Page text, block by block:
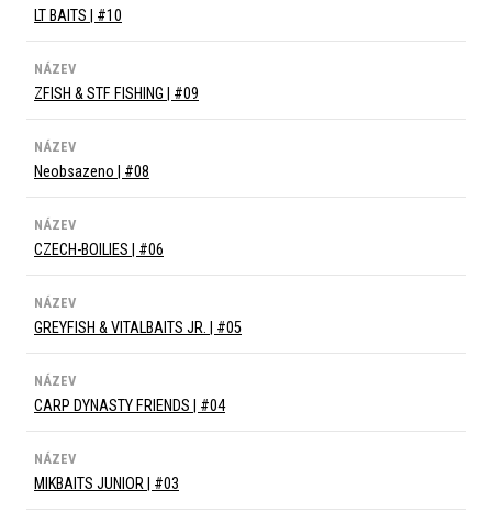
LT BAITS | #10
NÁZEV
ZFISH & STF FISHING | #09
NÁZEV
Neobsazeno | #08
NÁZEV
CZECH-BOILIES | #06
NÁZEV
GREYFISH & VITALBAITS JR. | #05
NÁZEV
CARP DYNASTY FRIENDS | #04
NÁZEV
MIKBAITS JUNIOR | #03